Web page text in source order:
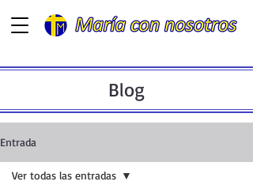
Blog
Entrada
Ver todas las entradas